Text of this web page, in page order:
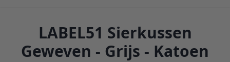
LABEL51 Sierkussen
Geweven - Grijs - Katoen